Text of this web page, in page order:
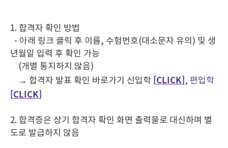
1. 합격자 확인 방법
- 아래 링크 클릭 후 이름, 수험번호(대소문자 유의) 및 생
년월일 입력 후 확인 가능
(개별 통지하지 않음)
→ 합격자 발표 확인 바로가기 신입학 [CLICK], 편입학
[CLICK]
2. 합격증은 상기 합격자 확인 화면 출력물로 대신하며 별
도로 발급하지 않음